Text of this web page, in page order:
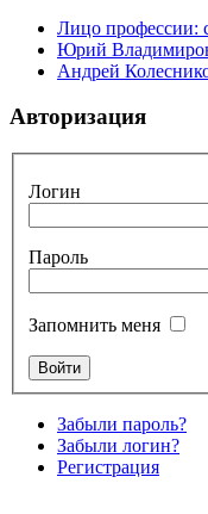
Лицо профессии:
Юрий
Андрей
Авторизация
Логин
Пароль
Запомнить меня
Забыли пароль?
Забыли логин?
Регистрация